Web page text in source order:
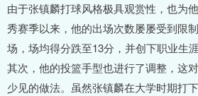
由于张镇麟打球风格极具观赏性，也为
秀赛季以来，他的出场次数屡屡受到限
场，场均得分跌至13分，并创下职业生
其次，他的投篮手型也进行了调整，这
少见的做法。虽然张镇麟在大学时期打